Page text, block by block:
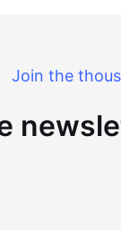
Join the